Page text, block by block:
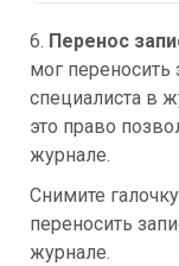
6. Перенос
мог переносить
специалиста в
это право
журнале.
Снимите
переносить
журнале.